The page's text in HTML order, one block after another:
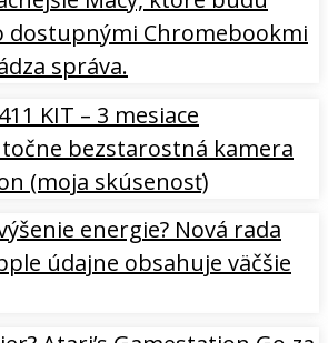
dostupnými Chromebookmi
správa.
KIT – 3 mesiace
bezstarostná kamera
(moja skúsenosť)
energie? Nová rada
údajne obsahuje väčšie